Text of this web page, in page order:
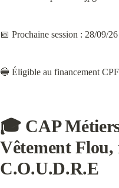
📅 Prochaine session : 28/09/
🔵 Éligible au financement CPF
🎓 CAP
Vêtement Flou,
C.O.U.D.R.E